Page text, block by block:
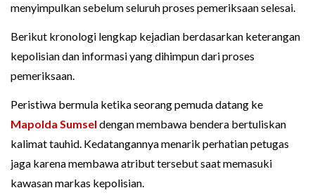
menyimpulkan sebelum seluruh proses pemeriksaan selesai.
Berikut kronologi lengkap kejadian berdasarkan keterangan
kepolisian dan informasi yang dihimpun dari proses
pemeriksaan.
Peristiwa bermula ketika seorang pemuda datang ke
Mapolda Sumsel dengan membawa bendera bertuliskan
kalimat tauhid. Kedatangannya menarik perhatian petugas
jaga karena membawa atribut tersebut saat memasuki
kawasan markas kepolisian.